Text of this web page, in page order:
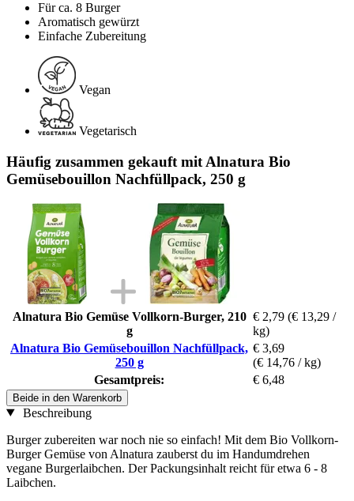
Für ca. 8 Burger
Aromatisch gewürzt
Einfache Zubereitung
Vegan
Vegetarisch
Häufig zusammen gekauft mit Alnatura Bio
Gemüsebouillon Nachfüllpack, 250 g
Alnatura Bio Gemüse Vollkorn-Burger, 210
g
€ 2,79 (€ 13,29 /
kg)
Alnatura Bio Gemüsebouillon Nachfüllpack,
250 g
€ 3,69
(€ 14,76 / kg)
Gesamtpreis:
€ 6,48
Beide in den Warenkorb
Beschreibung
Burger zubereiten war noch nie so einfach! Mit dem Bio Vollkorn-
Burger Gemüse von Alnatura zauberst du im Handumdrehen
vegane Burgerlaibchen. Der Packungsinhalt reicht für etwa 6 - 8
Laibchen.